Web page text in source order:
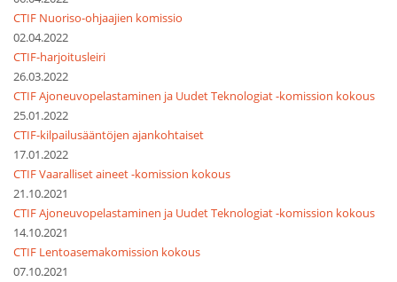
CTIF Nuoriso-ohjaajien komissio
02.04.2022
CTIF-harjoitusleiri
26.03.2022
CTIF Ajoneuvopelastaminen ja Uudet Teknologiat -komission kokous
25.01.2022
CTIF-kilpailusääntöjen ajankohtaiset
17.01.2022
CTIF Vaaralliset aineet -komission kokous
21.10.2021
CTIF Ajoneuvopelastaminen ja Uudet Teknologiat -komission kokous
14.10.2021
CTIF Lentoasemakomission kokous
07.10.2021